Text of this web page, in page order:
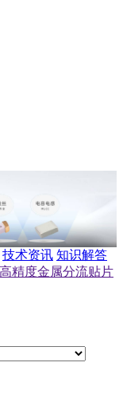
技术资讯 知识解答
高精度金属分流贴片